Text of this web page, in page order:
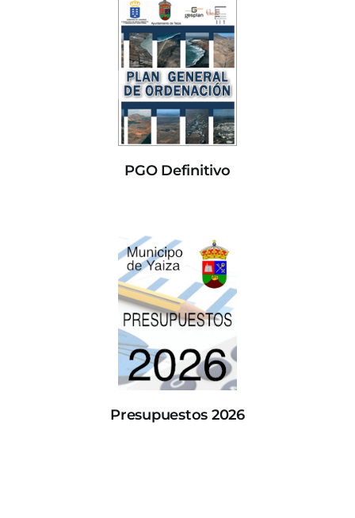
PGO Definitivo
Presupuestos 2026